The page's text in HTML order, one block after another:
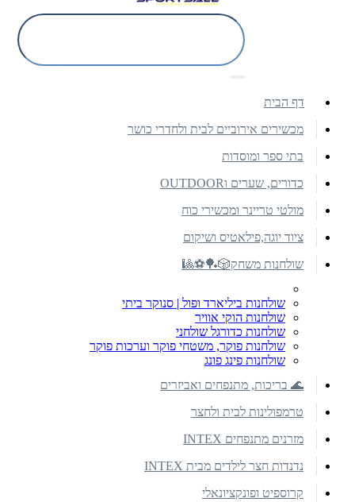
דף הבית
מכשירים אירוביים לבית ולחדרי כושר
בתי ספר ומוסדות
כדורים, שערים וOUTDOOR
מולטי טריינר ומכשירי כוח
ציוד יוגה,פילאטיס ושיקום
שולחנות משחק🎲🏓⚽🎱
שולחנות ביליארד ופול | סנוקר ביתי
שולחנות הוקי אוויר
שולחנות כדורגל שולחני
שולחנות פוקר, משטחי פוקר וערכות פוקר
שולחנות פינג פונג
🌊 בריכות, מתנפחים ואביזרים
טרמפולינות לבית ולחצר
מזרנים מתנפחים INTEX
נדנדות חצר לילדים מבית INTEX
קרוספיט ופונקציונאלי